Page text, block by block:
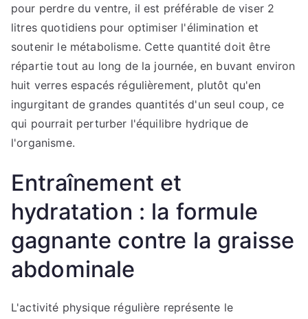
pour perdre du ventre, il est préférable de viser 2
litres quotidiens pour optimiser l'élimination et
soutenir le métabolisme. Cette quantité doit être
répartie tout au long de la journée, en buvant environ
huit verres espacés régulièrement, plutôt qu'en
ingurgitant de grandes quantités d'un seul coup, ce
qui pourrait perturber l'équilibre hydrique de
l'organisme.
Entraînement et
hydratation : la formule
gagnante contre la graisse
abdominale
L'activité physique régulière représente le